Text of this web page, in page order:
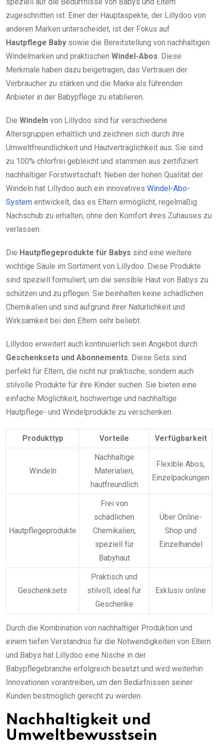
zugeschnitten ist. Einer der Hauptaspekte, der Lillydoo von
anderen Marken unterscheidet, ist der Fokus auf
Hautpflege Baby sowie die Bereitstellung von nachhaltigen
Windelmarken und praktischen Windel-Abos . Diese
Merkmale haben dazu beigetragen, das Vertrauen der
Verbraucher zu stärken und die Marke als führenden
Anbieter in der Babypflege zu etablieren.
Die Windeln von Lillydoo sind für verschiedene
Altersgruppen erhältlich und zeichnen sich durch ihre
Umweltfreundlichkeit und Hautverträglichkeit aus. Sie sind
zu 100% chlorfrei gebleicht und stammen aus zertifiziert
nachhaltiger Forstwirtschaft. Neben der hohen Qualität der
Windeln hat Lillydoo auch ein innovatives Windel-Abo-
System entwickelt, das es Eltern ermöglicht, regelmäßig
Nachschub zu erhalten, ohne den Komfort ihres Zuhauses zu
verlassen.
Die Hautpflegeprodukte für Babys sind eine weitere
wichtige Säule im Sortiment von Lillydoo. Diese Produkte
sind speziell formuliert, um die sensible Haut von Babys zu
schützen und zu pflegen. Sie beinhalten keine schädlichen
Chemikalien und sind aufgrund ihrer Natürlichkeit und
Wirksamkeit bei den Eltern sehr beliebt.
Lillydoo erweitert auch kontinuierlich sein Angebot durch
Geschenksets und Abonnements . Diese Sets sind
perfekt für Eltern, die nicht nur praktische, sondern auch
stilvolle Produkte für ihre Kinder suchen. Sie bieten eine
einfache Möglichkeit, hochwertige und nachhaltige
Hautpflege- und Windelprodukte zu verschenken.
Produkttyp Vorteile Verfügbarkeit
Windeln
Nachhaltige
Materialien,
hautfreundlich
Flexible Abos,
Einzelpackungen
Hautpflegeprodukte
Frei von
schädlichen
Chemikalien,
speziell für
Babyhaut
Über Online-
Shop und
Einzelhandel
Geschenksets
Praktisch und
stilvoll, ideal für
Geschenke
Exklusiv online
Durch die Kombination von nachhaltiger Produktion und
einem tiefen Verständnis für die Notwendigkeiten von Eltern
und Babys hat Lillydoo eine Nische in der
Babypflegebranche erfolgreich besetzt und wird weiterhin
Innovationen vorantreiben, um den Bedürfnissen seiner
Kunden bestmöglich gerecht zu werden.
Nachhaltigkeit und
Umweltbewusstsein